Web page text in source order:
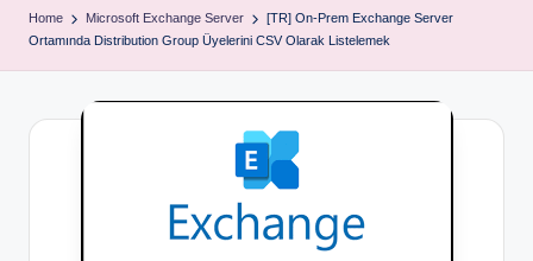
Home Microsoft Exchange Server
[TR] On-Prem Exchange Server
Ortamında Distribution Group Üyelerini CSV Olarak Listelemek